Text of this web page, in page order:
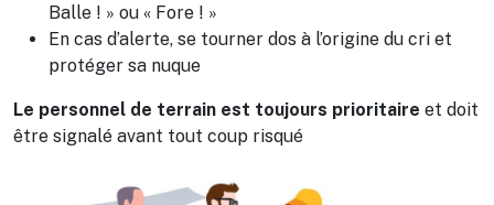
Balle ! » ou « Fore ! »
En cas d’alerte, se tourner dos à l’origine du cri et
protéger sa nuque
Le personnel de terrain est toujours prioritaire et doit
être signalé avant tout coup risqué